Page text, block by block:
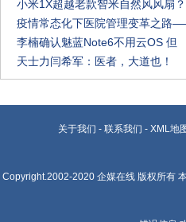
小米1X超越老款智米自然风风扇
疫情常态化下医院管理变革之路
李楠确认魅蓝Note6不用云OS 但
天士力闫希军：医者，大道也！
关于我们 - 联系我们 - XML地
Copyright.2002-2020 企媒在线版权所有